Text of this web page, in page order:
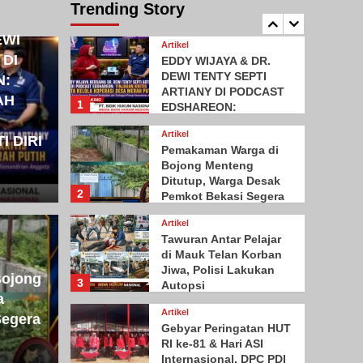
di Bojong
Warga Desak
Segera Bebaskan
DIRI
Trending Story
5
Penjara 4 Tahun
1
Artikel
EDDY WIJAYA & DR.
DEWI TENTY SEPTI
ARTIANY DI PODCAST
EDSHAREON:
MERAH PUTIH PERLU
DIKEMBALIKAN KE
JATI DIRI
PERKOPERASIAN
2
Artikel
Pemakaman Warga di
Bojong Menteng
Ditutup, Warga Desak
Pemkot Bekasi Segera
3
Artikel
Tawuran Antar Pelajar
di Mauk Telan Korban
Jiwa, Polisi Lakukan
Autopsi
Artikel
Gebyar Peringatan HUT
RI ke-81 & Hari ASI
Internasional, DPC PDI